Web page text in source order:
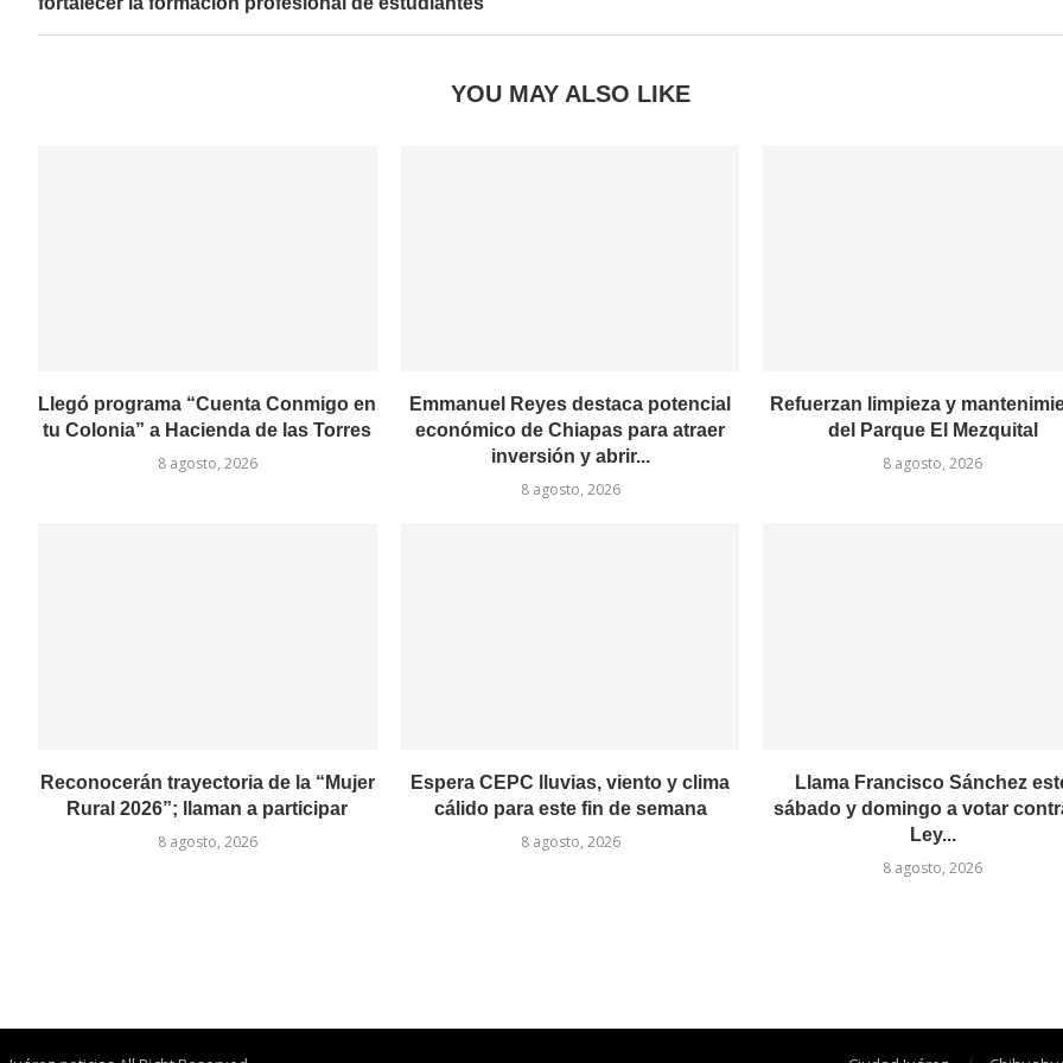
YOU MAY ALSO LIKE
Llegó programa “Cuenta Conmigo en
tu Colonia” a Hacienda de las Torres
8 agosto, 2026
Emmanuel Reyes destaca potencial
económico de Chiapas para atraer
inversión y abrir...
8 agosto, 2026
Refuerzan limpieza y
del Parque El Mezquital
8 agosto, 2026
Reconocerán trayectoria de la “Mujer
Rural 2026”; llaman a participar
8 agosto, 2026
Espera CEPC lluvias, viento y clima
cálido para este fin de semana
8 agosto, 2026
Llama Francisco Sánchez
sábado y domingo a votar
Ley...
8 agosto, 2026